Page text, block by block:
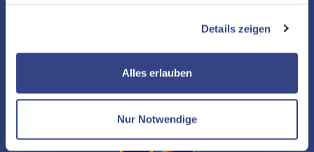
zusätzliche Dienste bzw. Technologien von Drittanbietern
nutzen und uns sowie Dritten weitere Personalisierungen
ermöglichen, dabei kommt es auch zu Übermittlungen
Datenschutzseite
Mit Klick auf "Alles erlauben" stimmen Sie der
Details zeigen
Alles erlauben
Nur Notwendige
NEWSLETTER
KONTAKT & SERVICE